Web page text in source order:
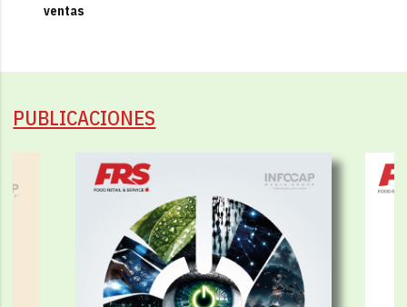
ventas
PUBLICACIONES